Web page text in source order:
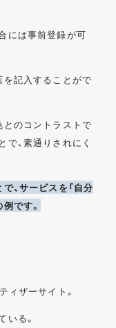
には事前登録が可
を記入することがで
とのコントラストで
、素通りされにく
、サービスを「自分
です。
ィザーサイト。
る。